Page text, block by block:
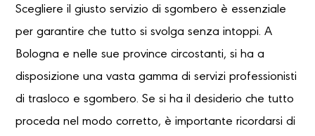
Scegliere il giusto servizio di sgombero è essenziale
per garantire che tutto si svolga senza intoppi. A
Bologna e nelle sue province circostanti, si ha a
disposizione una vasta gamma di servizi professionisti
di trasloco e sgombero. Se si ha il desiderio che tutto
proceda nel modo corretto, è importante ricordarsi di